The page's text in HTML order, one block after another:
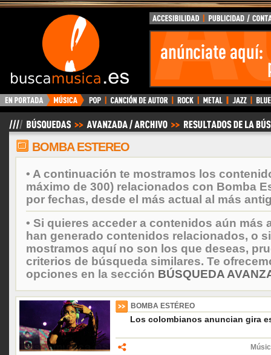
BuscaMusica.es
BOMBA ESTEREO
• A continuación te mostramos los
máximo de 300) relacionados con Bomba
por fechas, desde el más actual al más
• Si quieres acceder a contenidos aún más
han generado contenidos relacionados, o
mostramos aquí no son los que deseas,
criterios de búsqueda similares. Te
opciones en la sección BÚSQUEDA
BOMBA ESTÉREO
Los colombianos anuncian gira